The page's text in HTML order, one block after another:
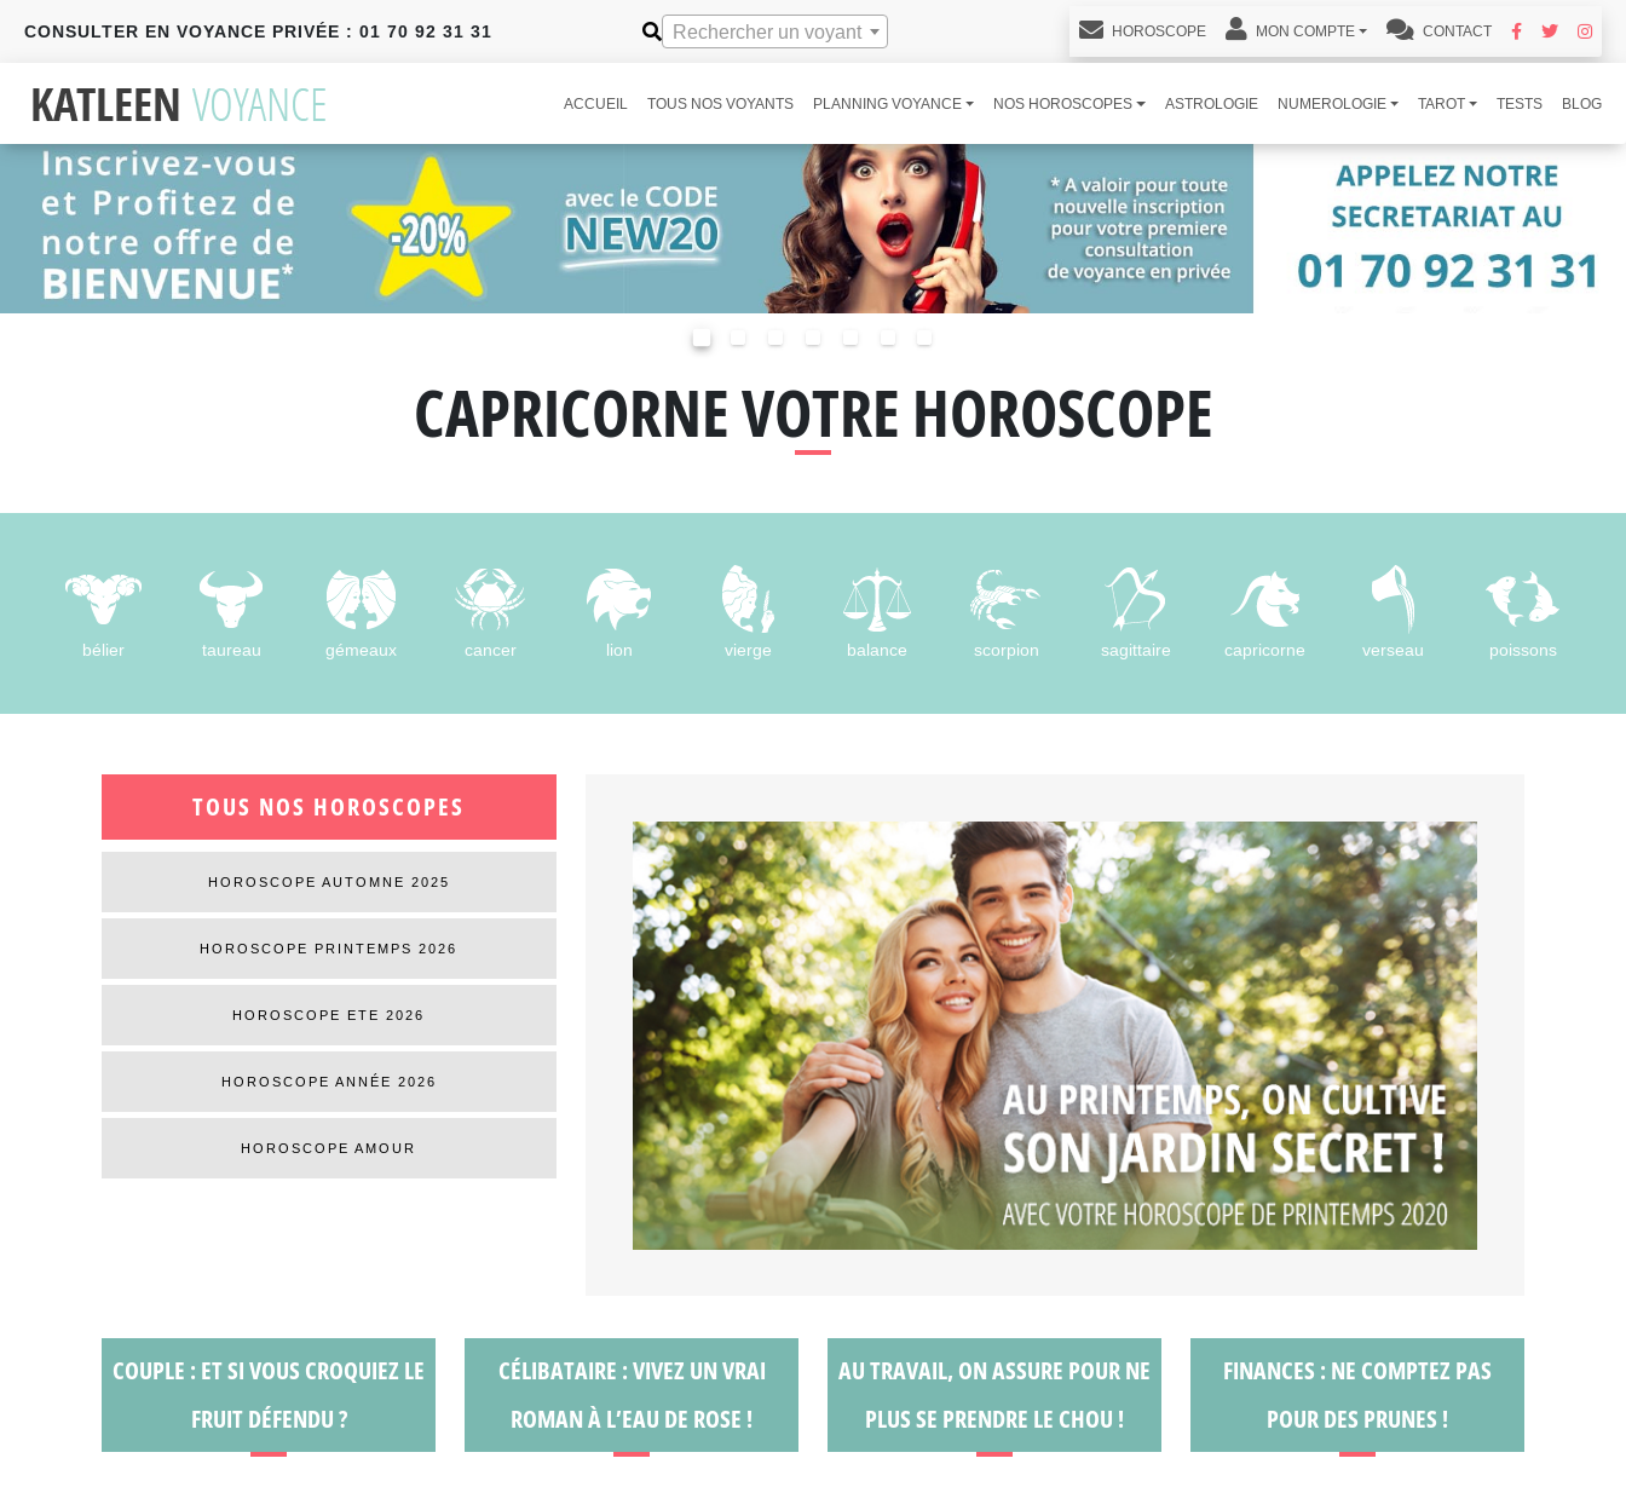
CONSULTER EN VOYANCE PRIVÉE : 01 70 92 31 31 Rechercher un voyant HOROSCOPE MON COMPTE CONTACT
ACCUEIL TOUS NOS VOYANTS PLANNING VOYANCE NOS HOROSCOPES ASTROLOGIE NUMEROLOGIE TAROT TESTS BLOG
CAPRICORNE VOTRE HOROSCOPE
bélier taureau gémeaux cancer lion vierge balance scorpion sagittaire capricorne verseau poissons
TOUS NOS HOROSCOPES
HOROSCOPE AUTOMNE 2025
HOROSCOPE PRINTEMPS 2026
HOROSCOPE ETE 2026
HOROSCOPE ANNÉE 2026
HOROSCOPE AMOUR
COUPLE : ET SI VOUS CROQUIEZ LE
FRUIT DÉFENDU ?
CÉLIBATAIRE : VIVEZ UN VRAI
ROMAN À L’EAU DE ROSE !
AU TRAVAIL, ON ASSURE POUR NE
PLUS SE PRENDRE LE CHOU !
FINANCES : NE COMPTEZ PAS
POUR DES PRUNES !